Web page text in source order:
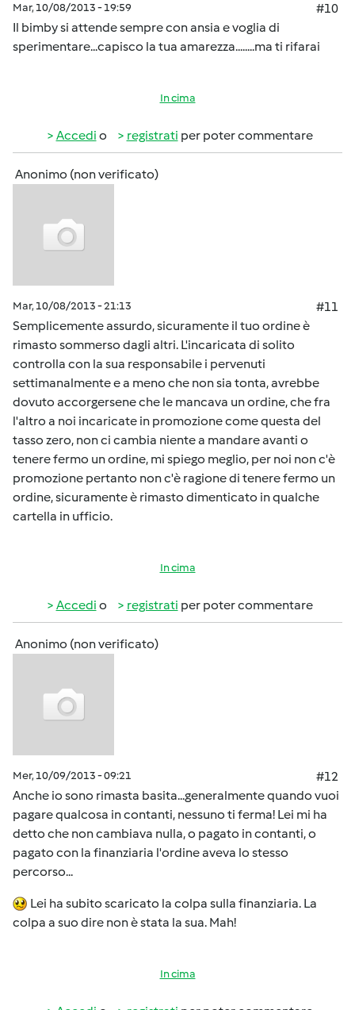
Mar, 10/08/2013 - 19:59
#10
Il bimby si attende sempre con ansia e voglia di
sperimentare...capisco la tua amarezza........ma ti rifarai
In cima
Accedi o registrati per poter commentare
Anonimo (non verificato)
Mar, 10/08/2013 - 21:13
#11
Semplicemente assurdo, sicuramente il tuo ordine è
rimasto sommerso dagli altri. L'incaricata di solito
controlla con la sua responsabile i pervenuti
settimanalmente e a meno che non sia tonta, avrebbe
dovuto accorgersene che le mancava un ordine, che fra
l'altro a noi incaricate in promozione come questa del
tasso zero, non ci cambia niente a mandare avanti o
tenere fermo un ordine, mi spiego meglio, per noi non c'è
promozione pertanto non c'è ragione di tenere fermo un
ordine, sicuramente è rimasto dimenticato in qualche
cartella in ufficio.
In cima
Accedi o registrati per poter commentare
Anonimo (non verificato)
Mer, 10/09/2013 - 09:21
#12
Anche io sono rimasta basita...generalmente quando vuoi
pagare qualcosa in contanti, nessuno ti ferma! Lei mi ha
detto che non cambiava nulla, o pagato in contanti, o
pagato con la finanziaria l'ordine aveva lo stesso
percorso...
Lei ha subito scaricato la colpa sulla finanziaria. La
colpa a suo dire non è stata la sua. Mah!
In cima